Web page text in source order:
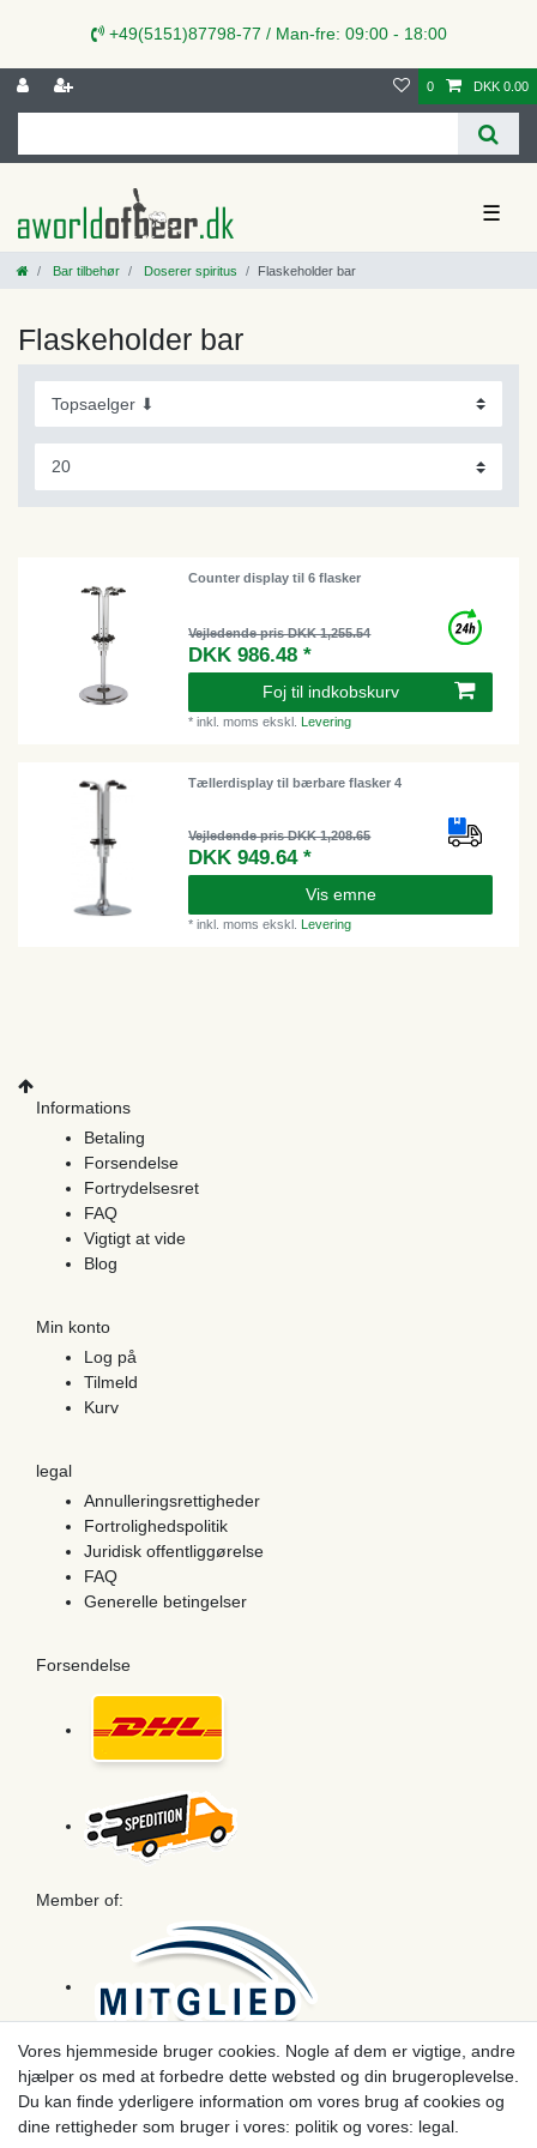
+49(5151)87798-77 / Man-fre: 09:00 - 18:00
0 DKK 0.00
☰
Bar tilbehør Doserer spiritus Flaskeholder bar
Flaskeholder bar
Counter display til 6 flasker
Vejledende pris DKK 1,255.54
DKK 986.48 *
Foj til indkobskurv
*inkl. moms ekskl.Levering
Tællerdisplay til bærbare flasker 4
Vejledende pris DKK 1,208.65
DKK 949.64 *
Vis emne
*inkl. moms ekskl.Levering
Informations
Betaling
Forsendelse
Fortrydelsesret
FAQ
Vigtigt at vide
Blog
Min konto
Log på
Tilmeld
Kurv
legal
Annulleringsrettigheder
Fortrolighedspolitik
Juridisk offentliggørelse
FAQ
Generelle betingelser
Forsendelse
Member of:
Betaling
Vores hjemmeside bruger cookies. Nogle af dem er vigtige, andre
hjælper os med at forbedre dette websted og din brugeroplevelse.
Du kan finde yderligere information om vores brug af cookies og
dine rettigheder som bruger i vores: politik og vores: legal.